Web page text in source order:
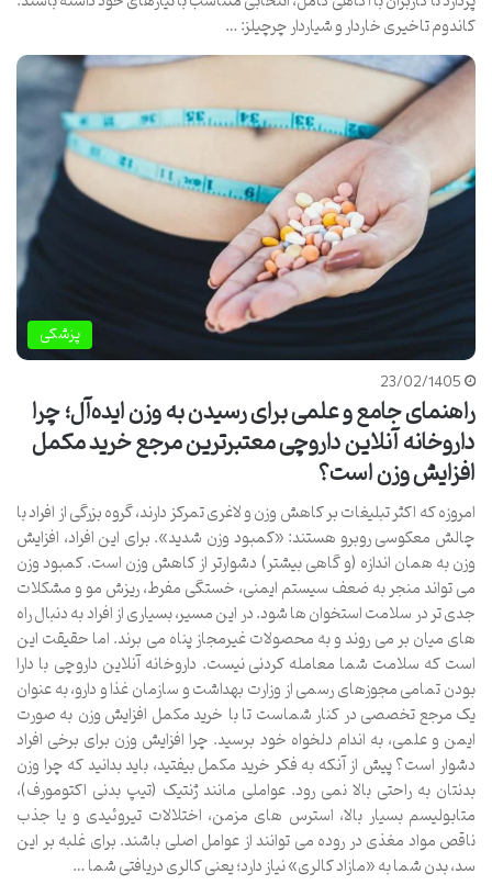
کاندوم تاخیری خاردار و شیاردار چرچیلز: …
پزشکی
23/02/1405
راهنمای جامع و علمی برای رسیدن به وزن ایده‌آل؛ چرا
داروخانه آنلاین داروچی معتبرترین مرجع خرید مکمل
افزایش وزن است؟
امروزه که اکثر تبلیغات بر کاهش وزن و لاغری تمرکز دارند، گروه بزرگی از افراد با
چالش معکوسی روبرو هستند: «کمبود وزن شدید». برای این افراد، افزایش
وزن به همان اندازه (و گاهی بیشتر) دشوارتر از کاهش وزن است. کمبود وزن
می تواند منجر به ضعف سیستم ایمنی، خستگی مفرط، ریزش مو و مشکلات
جدی تر در سلامت استخوان ها شود. در این مسیر، بسیاری از افراد به دنبال راه
های میان بر می روند و به محصولات غیرمجاز پناه می برند. اما حقیقت این
است که سلامت شما معامله کردنی نیست. داروخانه آنلاین داروچی با دارا
بودن تمامی مجوزهای رسمی از وزارت بهداشت و سازمان غذا و دارو، به عنوان
یک مرجع تخصصی در کنار شماست تا با خرید مکمل افزایش وزن به صورت
ایمن و علمی، به اندام دلخواه خود برسید. چرا افزایش وزن برای برخی افراد
دشوار است؟ پیش از آنکه به فکر خرید مکمل بیفتید، باید بدانید که چرا وزن
بدنتان به راحتی بالا نمی رود. عواملی مانند ژنتیک (تیپ بدنی اکتومورف)،
متابولیسم بسیار بالا، استرس های مزمن، اختلالات تیروئیدی و یا جذب
ناقص مواد مغذی در روده می توانند از عوامل اصلی باشند. برای غلبه بر این
سد، بدن شما به «مازاد کالری» نیاز دارد؛ یعنی کالری دریافتی شما …